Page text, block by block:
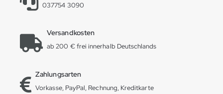
037754 3090
Versandkosten
ab 200 € frei innerhalb Deutschlands
Zahlungsarten
Vorkasse, PayPal, Rechnung, Kreditkarte